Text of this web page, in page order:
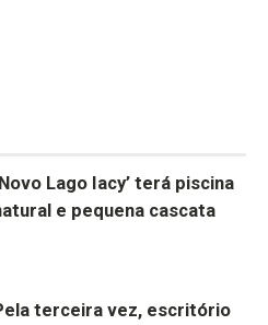
Lago Iacy’ terá piscina
e pequena cascata
terceira vez, escritório